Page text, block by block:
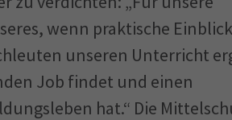
wenn praktische
unseren Unterricht
Job findet und einen
hat.“ Die